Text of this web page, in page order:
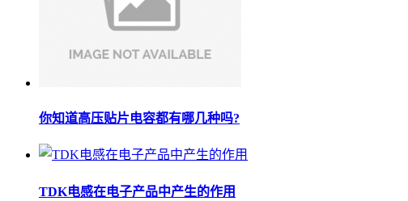
你知道高压贴片电容都有哪几种吗?
TDK电感在电子产品中产生的作用